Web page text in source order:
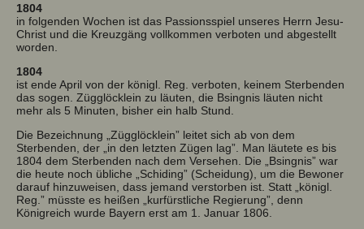
1804
in folgenden Wochen ist das Passionsspiel unseres Herrn Jesu-
Christ und die Kreuzgäng vollkommen verboten und abgestellt
worden.
1804
ist ende April von der königl. Reg. verboten, keinem Sterbenden
das sogen. Zügglöcklein zu läuten, die Bsingnis läuten nicht
mehr als 5 Minuten, bisher ein halb Stund.
Die Bezeichnung „Zügglöcklein” leitet sich ab von dem
Sterbenden, der „in den letzten Zügen lag”. Man läutete es bis
1804 dem Sterbenden nach dem Versehen. Die „Bsingnis” war
die heute noch übliche „Schiding” (Scheidung), um die Bewoner
darauf hinzuweisen, dass jemand verstorben ist. Statt „königl.
Reg.” müsste es heißen „kurfürstliche Regierung”, denn
Königreich wurde Bayern erst am 1. Januar 1806.